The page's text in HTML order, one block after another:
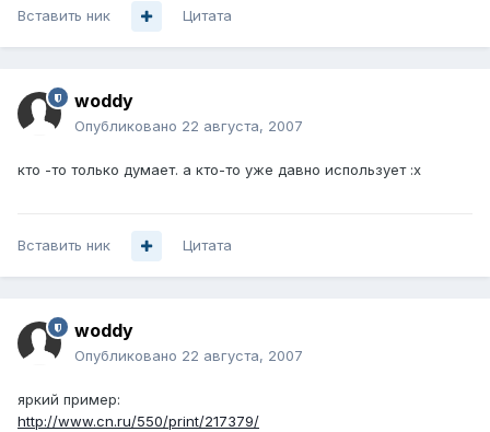
Вставить ник Цитата
woddy
Опубликовано 22 августа, 2007
кто -то только думает. а кто-то уже давно использует :x
Вставить ник Цитата
woddy
Опубликовано 22 августа, 2007
яркий пример:
http://www.cn.ru/550/print/217379/